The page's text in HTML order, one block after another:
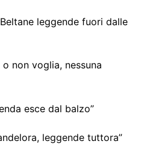
leggende fuori dalle
non voglia, nessuna
esce dal balzo”
leggende tuttora”